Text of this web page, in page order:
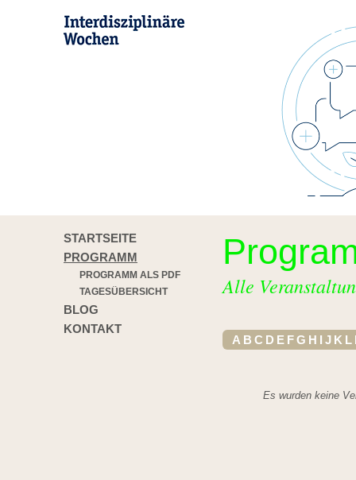
STARTSEITE
PROGRAMM
PROGRAMM ALS PDF
TAGESÜBERSICHT
BLOG
KONTAKT
Alle
A B C D E FG H I J K L
Es wurden keine